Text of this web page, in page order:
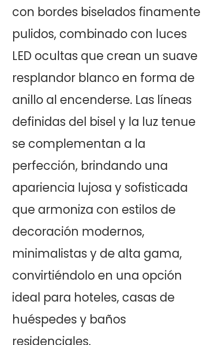
con bordes biselados finamente
pulidos, combinado con luces
LED ocultas que crean un suave
resplandor blanco en forma de
anillo al encenderse. Las líneas
definidas del bisel y la luz tenue
se complementan a la
perfección, brindando una
apariencia lujosa y sofisticada
que armoniza con estilos de
decoración modernos,
minimalistas y de alta gama,
convirtiéndolo en una opción
ideal para hoteles, casas de
huéspedes y baños
residenciales.